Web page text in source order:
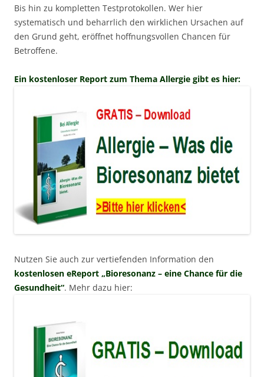
Bis hin zu kompletten Testprotokollen. Wer hier
systematisch und beharrlich den wirklichen Ursachen auf
den Grund geht, eröffnet hoffnungsvollen Chancen für
Betroffene.
Ein kostenloser Report zum Thema Allergie gibt es hier:
Nutzen Sie auch zur vertiefenden Information den
kostenlosen eReport „Bioresonanz – eine Chance für die
Gesundheit“. Mehr dazu hier: